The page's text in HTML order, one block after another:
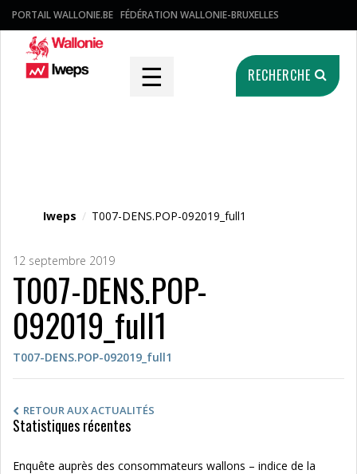
PORTAIL WALLONIE.BE FÉDÉRATION WALLONIE-BRUXELLES
☰ RECHERCHE
Iweps / T007-DENS.POP-092019_full1
12 septembre 2019
T007-DENS.POP-
092019_full1
T007-DENS.POP-092019_full1
RETOUR AUX ACTUALITÉS
Statistiques récentes
Enquête auprès des consommateurs wallons – indice de la